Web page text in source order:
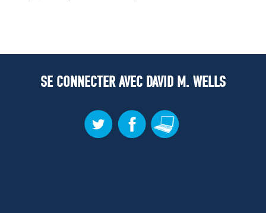
SE CONNECTER AVEC DAVID M. WELLS